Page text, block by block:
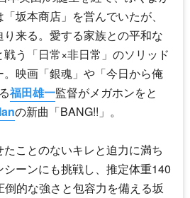
坂本商店」を営んでいたが、
来る。愛する家族との平和な
う「日常×非日常」のソリッド
映画「銀魂」や「今日から俺
福田雄一監督がメガホンをと
の新曲「BANG!!」。
ことのないキレと迫力に満ち
ーンにも挑戦し、推定体重140
的な強さと包容力を備える坂